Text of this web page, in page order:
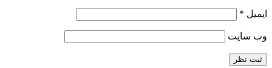
ایمیل *
وب‌ سایت